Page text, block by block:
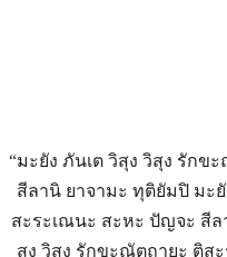
“มะยัง ภันเต วิสุง วิสุง รัก
สีลานิ ยาจามะ ทุติยัมปิ มะ
สะระเณนะ สะหะ ปัญจะ สีล
สุง วิสุง รักขะณัตถายะ ติส